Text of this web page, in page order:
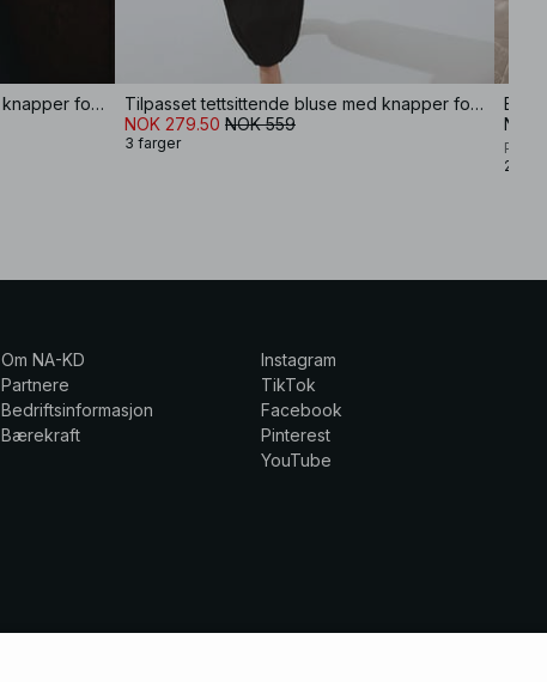
Tilpasset tettsittende bluse med knapper foran
Tilpasset tettsittende bluse med knapper foran
NOK 279.50 NOK 559
3 farger
NOK
Pelin
2
Om NA-KD
Partnere
Bedriftsinformasjon
Bærekraft
Instagram
TikTok
Facebook
Pinterest
YouTube